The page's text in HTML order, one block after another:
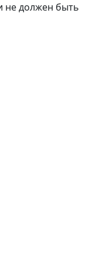
не должен быть